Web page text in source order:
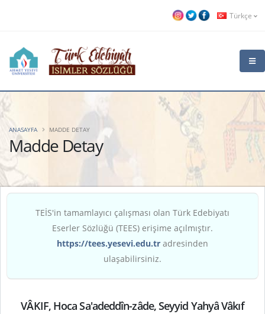
Türkçe
Madde Detay
ANASAYFA MADDE DETAY
TEİS'in tamamlayıcı çalışması olan Türk Edebiyatı
Eserler Sözlüğü (TEES) erişime açılmıştır.
https://tees.yesevi.edu.tr adresinden
ulaşabilirsiniz.
VÂKIF, Hoca Sa'adeddîn-zâde, Seyyid Yahyâ Vâkıf